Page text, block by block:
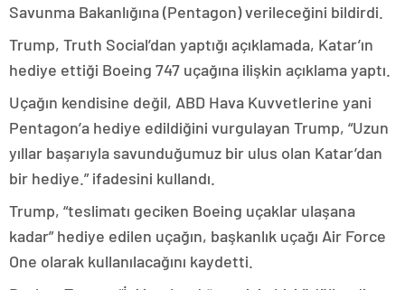
Savunma Bakanlığına (Pentagon) verileceğini bildirdi.
Trump, Truth Social’dan yaptığı açıklamada, Katar’ın
hediye ettiği Boeing 747 uçağına ilişkin açıklama yaptı.
Uçağın kendisine değil, ABD Hava Kuvvetlerine yani
Pentagon’a hediye edildiğini vurgulayan Trump, “Uzun
yıllar başarıyla savunduğumuz bir ulus olan Katar’dan
bir hediye.” ifadesini kullandı.
Trump, “teslimatı geciken Boeing uçaklar ulaşana
kadar” hediye edilen uçağın, başkanlık uçağı Air Force
One olarak kullanılacağını kaydetti.